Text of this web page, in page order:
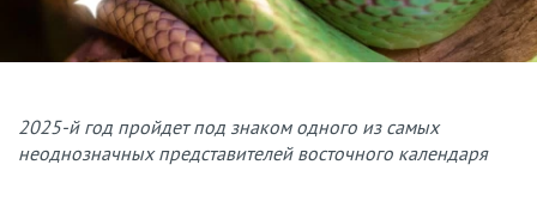
2025-й год пройдет под знаком одного из самых
неоднозначных представителей восточного календаря